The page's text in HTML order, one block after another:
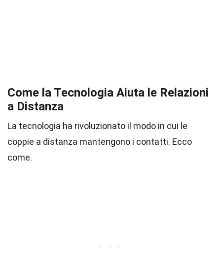
Come la Tecnologia Aiuta le Relazioni
a Distanza
La tecnologia ha rivoluzionato il modo in cui le
coppie a distanza mantengono i contatti. Ecco
come.